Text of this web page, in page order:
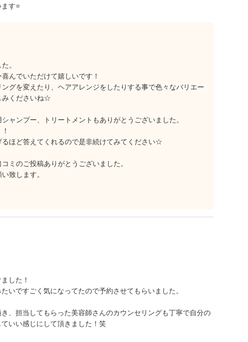
す⭐️
。
んでいただけて嬉しいです！
グを変えたり、ヘアアレンジをしたりする事で色々なバリエー
みくださいね☆
ャンプー、トリートメントもありがとうございました。
ほど答えてくれるので是非続けてみてください☆
ミのご投稿ありがとうございました。
致します。
した！
いですごく気になってたので予約させてもらいました。
、担当してもらった美容師さんのカウンセリングも丁寧で自分の
いい感じにして頂きました！笑